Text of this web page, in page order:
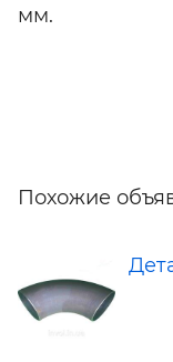
мм.
Похожие